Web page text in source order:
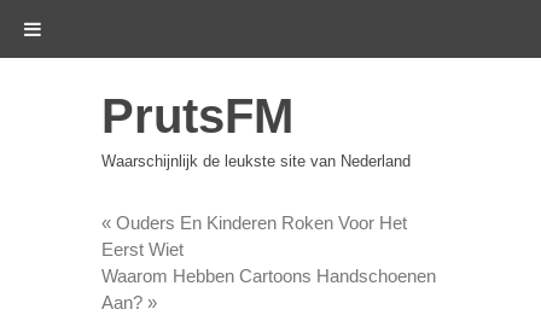
PrutsFM
Waarschijnlijk de leukste site van Nederland
« Ouders En Kinderen Roken Voor Het
Eerst Wiet
Waarom Hebben Cartoons Handschoenen
Aan? »